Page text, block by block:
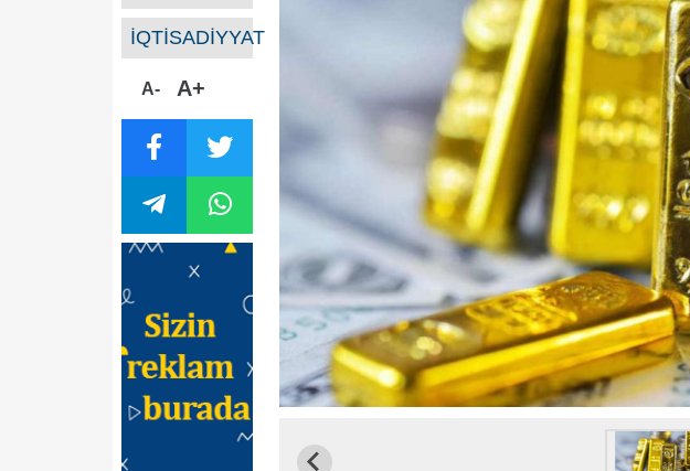
İQTİSADİYYAT
A- A+